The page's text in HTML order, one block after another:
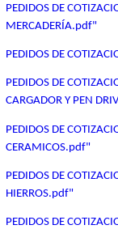
PEDIDOS DE
MERCADERÍA.pdf"
PEDIDOS DE
PEDIDOS DE
CARGADOR Y PEN
PEDIDOS DE
CERAMICOS.pdf"
PEDIDOS DE
HIERROS.pdf"
PEDIDOS DE